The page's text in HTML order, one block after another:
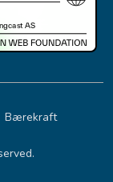
Bærekraft